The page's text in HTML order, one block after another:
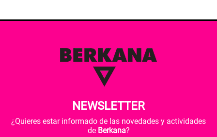
NEWSLETTER
¿Quieres estar informado de las novedades y actividades
de Berkana?